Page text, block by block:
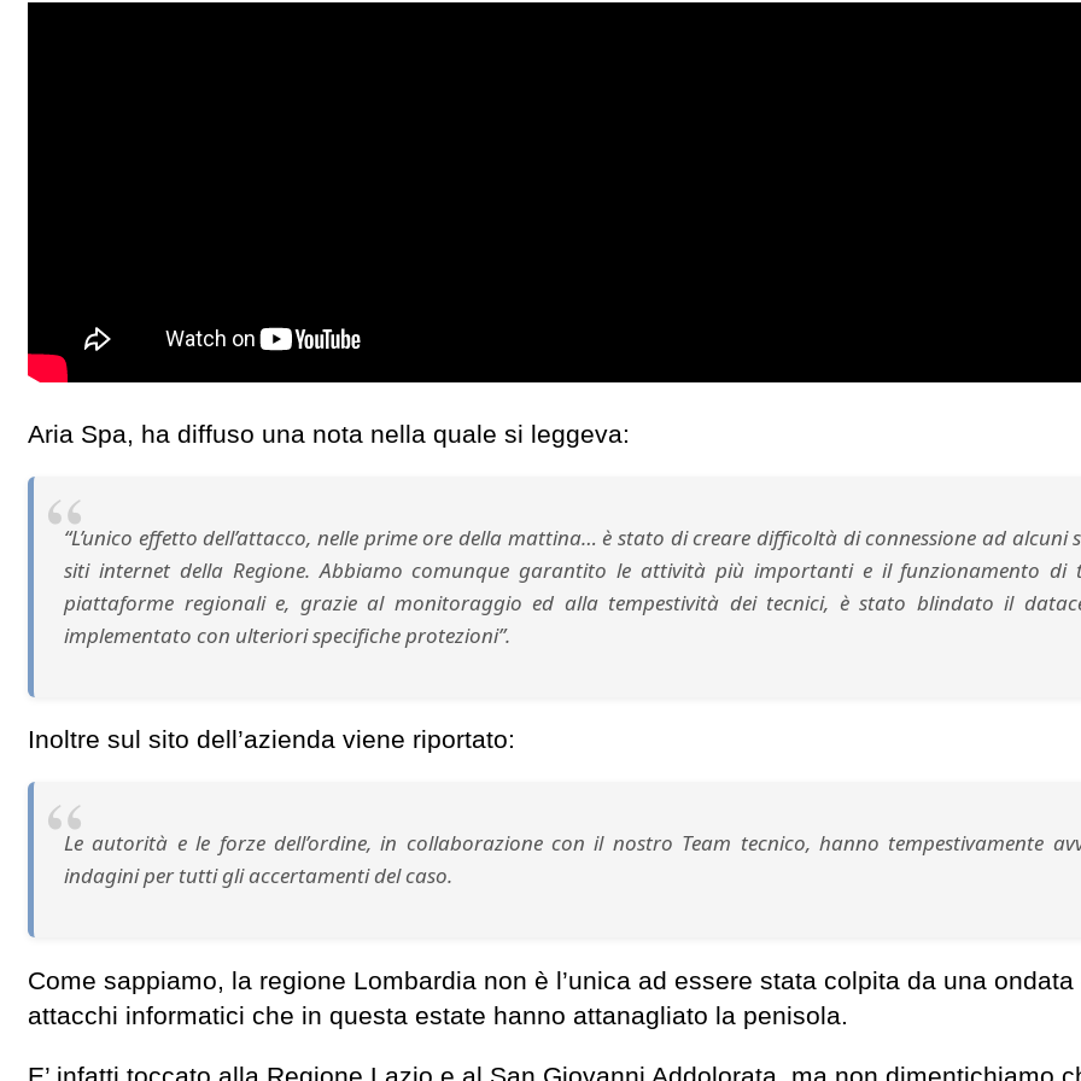
Aria Spa, ha diffuso una nota nella quale si leggeva:
“L’unico effetto dell’attacco, nelle prime ore della mattina… è stato di creare difficoltà di connessione ad alcuni
siti internet della Regione. Abbiamo comunque garantito le attività più importanti e il funzionamento di
piattaforme regionali e, grazie al monitoraggio ed alla tempestività dei tecnici, è stato blindato il
implementato con ulteriori specifiche protezioni”.
Inoltre sul sito dell’azienda viene riportato:
Le autorità e le forze dell’ordine, in collaborazione con il nostro Team tecnico, hanno tempestivamente
indagini per tutti gli accertamenti del caso.
Come sappiamo, la regione Lombardia non è l’unica ad essere stata colpita da una ondata
attacchi informatici che in questa estate hanno attanagliato la penisola.